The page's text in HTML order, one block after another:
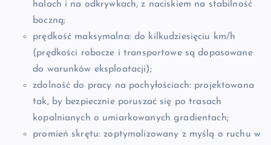
halach i na odkrywkach, z naciskiem na stabilność
boczną;
prędkość maksymalna: do kilkudziesięciu km/h
(prędkości robocze i transportowe są dopasowane
do warunków eksploatacji);
zdolność do pracy na pochyłościach: projektowana
tak, by bezpiecznie poruszać się po trasach
kopalnianych o umiarkowanych gradientach;
promień skrętu: zoptymalizowany z myślą o ruchu w